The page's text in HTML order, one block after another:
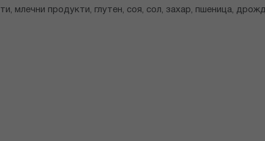
млечни продукти, глутен, соя, сол, захар, пшеница,